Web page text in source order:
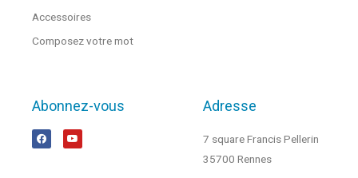
Accessoires
Composez votre mot
Abonnez-vous Adresse
7 square Francis Pellerin
35700 Rennes